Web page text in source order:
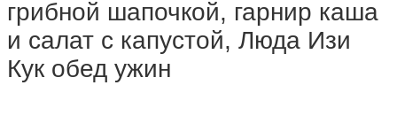
грибной шапочкой, гарнир каша
и салат с капустой, Люда Изи
Кук обед ужин